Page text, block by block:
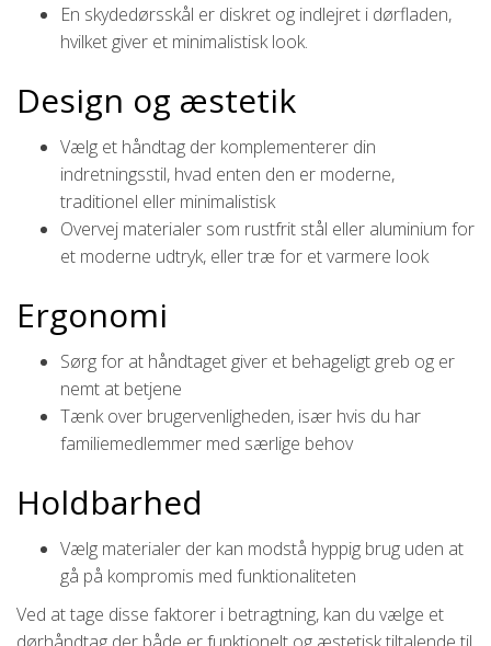
En skydedørsskål er diskret og indlejret i dørfladen,
hvilket giver et minimalistisk look.
Design og æstetik
Vælg et håndtag der komplementerer din
indretningsstil, hvad enten den er moderne,
traditionel eller minimalistisk
Overvej materialer som rustfrit stål eller aluminium for
et moderne udtryk, eller træ for et varmere look
Ergonomi
Sørg for at håndtaget giver et behageligt greb og er
nemt at betjene
Tænk over brugervenligheden, især hvis du har
familiemedlemmer med særlige behov
Holdbarhed
Vælg materialer der kan modstå hyppig brug uden at
gå på kompromis med funktionaliteten
Ved at tage disse faktorer i betragtning, kan du vælge et